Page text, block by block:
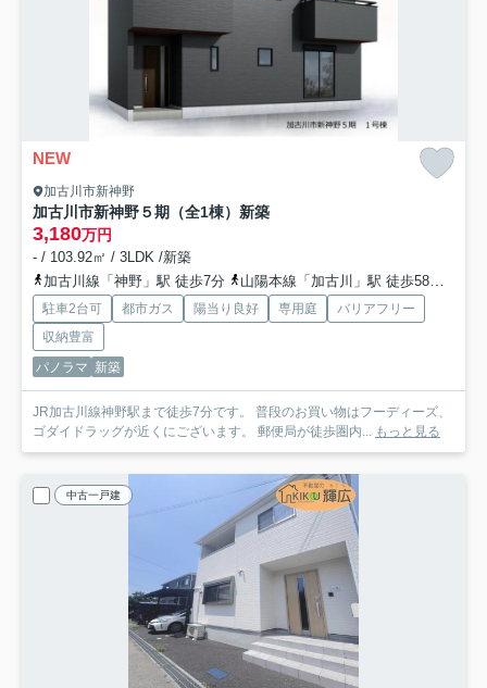
NEW
加古川市新神野
加古川市新神野５期（全1棟）新築
3,180万円
- / 103.92㎡ / 3LDK /新築
加古川線「神野」駅 徒歩7分
山陽本線「加古川」駅 徒歩58分
駐車2台可 都市ガス 陽当り良好 専用庭
バリアフリー
収納豊富
パノラマ 新築
JR加古川線神野駅まで徒歩7分です。 普段のお買い物はフーディーズ、
ゴダイドラッグが近くにございます。 郵便局が徒歩圏内... もっと見る
中古一戸建